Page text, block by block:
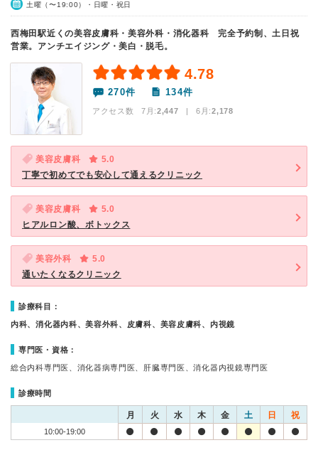
土曜（〜19:00）・日曜・祝日
西梅田駅近くの美容皮膚科・美容外科・消化器科 完全予約制、土日祝
営業。アンチエイジング・美白・脱毛。
4.78
270件 134件
アクセス数 7月:2,447 | 6月:2,178
美容皮膚科
5.0
丁寧で初めてでも安心して通えるクリニック
美容皮膚科
5.0
ヒアルロン酸、ボトックス
美容外科
5.0
通いたくなるクリニック
診療科目：
内科、消化器内科、美容外科、皮膚科、美容皮膚科、内視鏡
専門医・資格：
総合内科専門医、消化器病専門医、肝臓専門医、消化器内視鏡専門医
診療時間
月 火 水 木 金 土 日 祝
10:00-19:00